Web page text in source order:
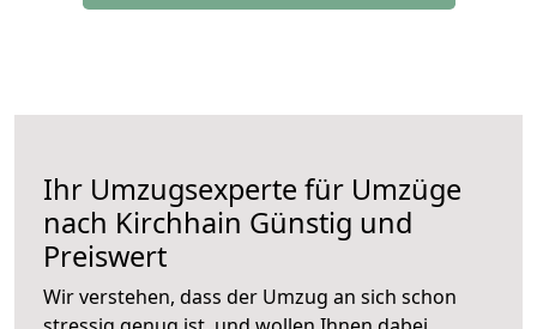
Ihr Umzugsexperte für Umzüge
nach Kirchhain Günstig und
Preiswert
Wir verstehen, dass der Umzug an sich schon